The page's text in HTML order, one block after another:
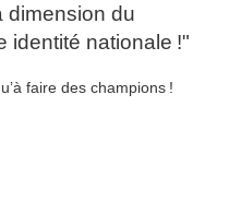
dimension du
identité nationale !"
faire des champions !